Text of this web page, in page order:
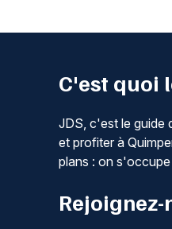
C'est quoi
JDS, c'est le guide
et profiter à
plans : on